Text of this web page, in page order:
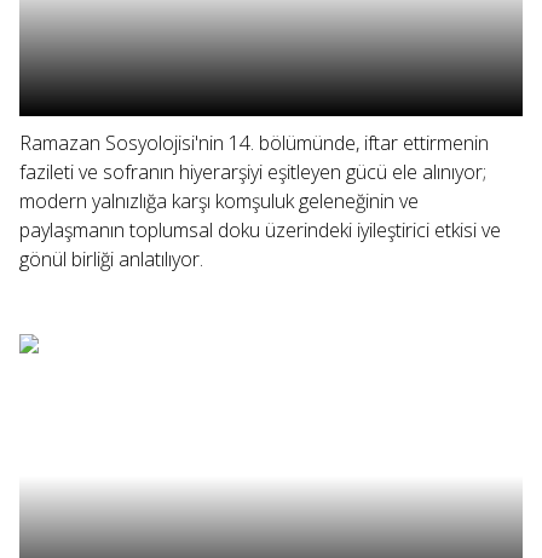
Ramazan Sosyolojisi'nin 14. bölümünde, iftar ettirmenin
fazileti ve sofranın hiyerarşiyi eşitleyen gücü ele alınıyor;
modern yalnızlığa karşı komşuluk geleneğinin ve
paylaşmanın toplumsal doku üzerindeki iyileştirici etkisi ve
gönül birliği anlatılıyor.